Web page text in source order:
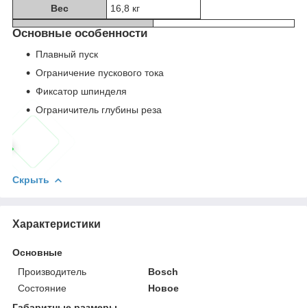
Вес 16,8 кг
Основные особенности
Плавный пуск
Ограничение пускового тока
Фиксатор шпинделя
Ограничитель глубины реза
Скрыть
Характеристики
Основные
Производитель
Bosch
Состояние
Новое